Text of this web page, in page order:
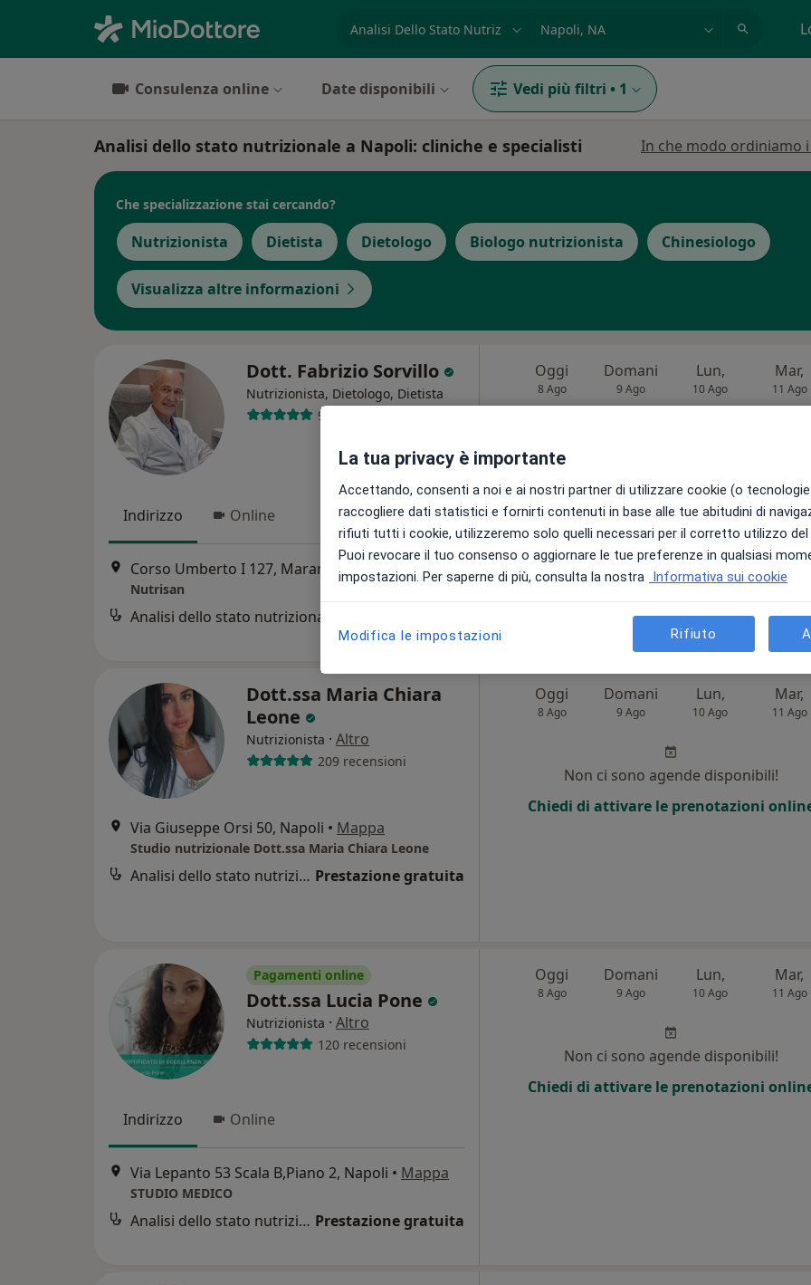
Consulenza online Date disponibili Vedi più filtri • 1
Analisi dello stato nutrizionale a Napoli: cliniche e specialisti In che modo ordiniamo
Che specializzazione stai cercando?
Nutrizionista Dietista Dietologo Biologo nutrizionista Chinesiologo
Visualizza altre informazioni
Dott. Fabrizio Sorvillo
Nutrizionista, Dietologo, Dietista
97 recensioni
Indirizzo Online
Corso Umberto I 127, Marano di Napoli Mappa
Nutrisan
Analisi dello stato nutrizionale
Oggi
8 Ago
Domani
9 Ago
Lun,
10 Ago
Mar,
11 Ago
Non ci sono agende disponibili!
Chiedi di attivare le prenotazioni online
Dott.ssa Maria Chiara
Leone
Nutrizionista · Altro
209 recensioni
Via Giuseppe Orsi 50, Napoli • Mappa
Studio nutrizionale Dott.ssa Maria Chiara Leone
Analisi dello stato nutrizionale Prestazione gratuita
Oggi
8 Ago
Domani
9 Ago
Lun,
10 Ago
Mar,
11 Ago
Non ci sono agende disponibili!
Chiedi di attivare le prenotazioni
Pagamenti online
Dott.ssa Lucia Pone
Nutrizionista · Altro
120 recensioni
Indirizzo Online
Via Lepanto 53 Scala B,Piano 2, Napoli • Mappa
STUDIO MEDICO
Analisi dello stato nutrizionale Prestazione gratuita
Oggi
8 Ago
Domani
9 Ago
Lun,
10 Ago
Mar,
11 Ago
Non ci sono agende disponibili!
Chiedi di attivare le prenotazioni
La tua privacy è importante
Accettando, consenti a noi e ai nostri partner di utilizzare cookie (o
raccogliere dati statistici e fornirti contenuti in base alle tue abitudini di
rifiuti tutti i cookie, utilizzeremo solo quelli necessari per il corretto utilizzo
Puoi revocare il tuo consenso o aggiornare le tue preferenze in qualsiasi
impostazioni. Per saperne di più, consulta la nostra Informativa sui cookie
Modifica le impostazioni Rifiuto